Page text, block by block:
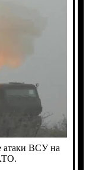
атаки ВСУ на